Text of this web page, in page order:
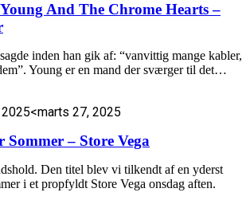
And The Chrome Hearts –
inden han gik af: “vanvittig mange kabler,
Young er en mand der sværger til det…
<marts 27, 2025
Sommer – Store Vega
Den titel blev vi tilkendt af en yderst
i et propfyldt Store Vega onsdag aften.